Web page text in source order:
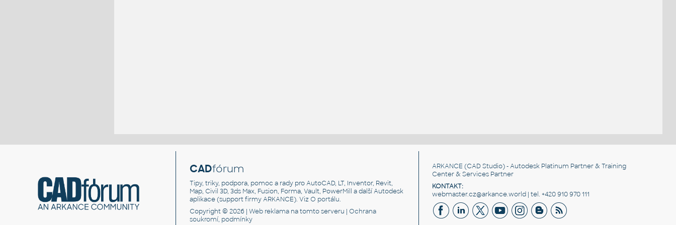
CADfórum
Tipy, triky, podpora, pomoc a rady pro AutoCAD, LT, Inventor, Revit,
Map, Civil 3D, 3ds Max, Fusion, Forma, Vault, PowerMill a další Autodesk
aplikace (support firmy ARKANCE). VizO portálu.
Copyright © 2026 |Web reklama na tomto serveru |Ochrana
soukromí, podmínky
ARKANCE (CAD Studio) - Autodesk Platinum Partner & Training
Center & Services Partner
KONTAKT:
webmaster.cz@arkance.world | tel. +420 910 970 111